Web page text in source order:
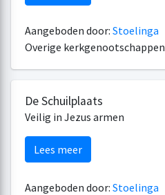
Aangeboden door: Stoelinga
Overige kerkgenootschappen
De Schuilplaats
Veilig in Jezus armen
Lees meer
Aangeboden door: Stoelinga